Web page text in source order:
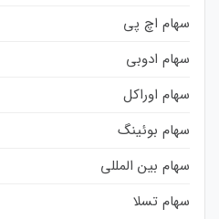
سهام اچ پی
سهام ادوبی
سهام اوراکل
سهام بوئینگ
سهام بین المللی
سهام تسلا